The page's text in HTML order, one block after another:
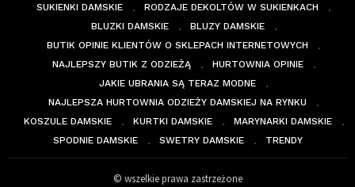
SUKIENKI DAMSKIE
RODZAJE DEKOLTÓW W SUKIENKACH
BLUZKI DAMSKIE
BLUZY DAMSKIE
BUTIK OPINIE KLIENTÓW O SKLEPACH INTERNETOWYCH
NAJLEPSZY BUTIK Z ODZIEŻĄ
HURTOWNIA OPINIE
JAKIE UBRANIA SĄ TERAZ MODNE
NAJLEPSZA HURTOWNIA ODZIEŻY DAMSKIEJ NA RYNKU
KOSZULE DAMSKIE
KURTKI DAMSKIE
MARYNARKI DAMSKIE
SPODNIE DAMSKIE
SWETRY DAMSKIE TRENDY
© wszelkie prawa zastrzeżone